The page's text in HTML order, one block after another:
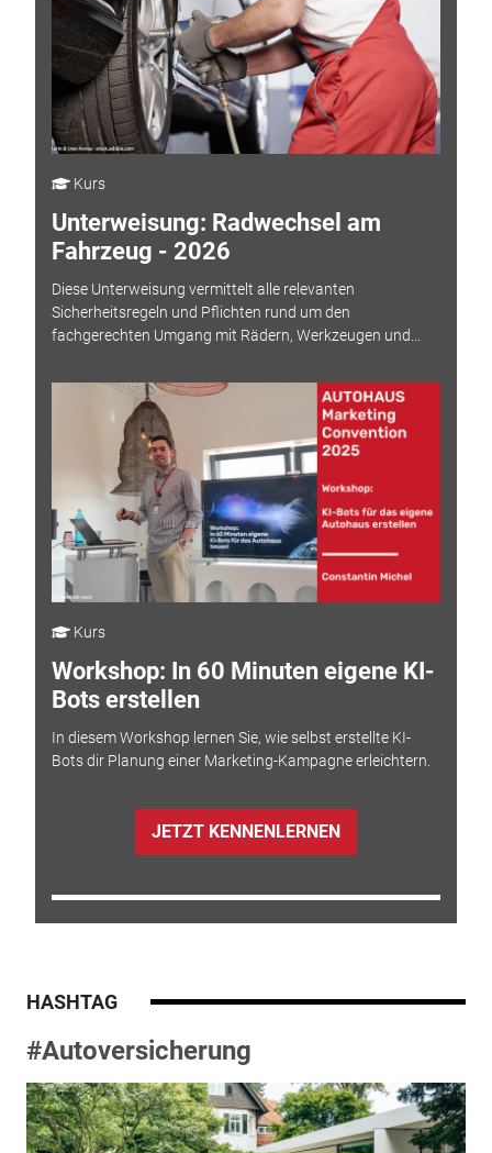
Kurs
Unterweisung: Radwechsel am
Fahrzeug - 2026
Diese Unterweisung vermittelt alle relevanten
Sicherheitsregeln und Pflichten rund um den
fachgerechten Umgang mit Rädern, Werkzeugen und...
Kurs
Workshop: In 60 Minuten eigene KI-
Bots erstellen
In diesem Workshop lernen Sie, wie selbst erstellte KI-
Bots dir Planung einer Marketing-Kampagne erleichtern.
JETZT KENNENLERNEN
HASHTAG
#Autoversicherung